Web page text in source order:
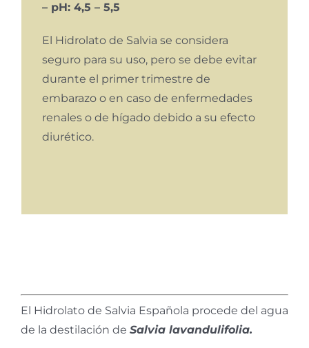
– pH: 4,5 – 5,5
El Hidrolato de Salvia se considera
seguro para su uso, pero se debe evitar
durante el primer trimestre de
embarazo o en caso de enfermedades
renales o de hígado debido a su efecto
diurético.
El Hidrolato de Salvia Española procede del agua
de la destilación de Salvia lavandulifolia.